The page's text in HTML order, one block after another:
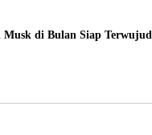
di Bulan Siap Terwujud